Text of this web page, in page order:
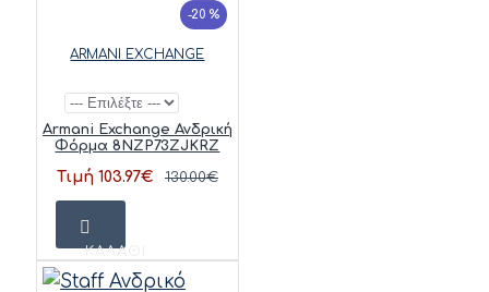
-20 %
ARMANI EXCHANGE
Armani Exchange Ανδρική
Φόρμα 8NZP73ZJKRZ
Τιμή 103.97€ 130.00€
ΚΑΛΆΘΙ